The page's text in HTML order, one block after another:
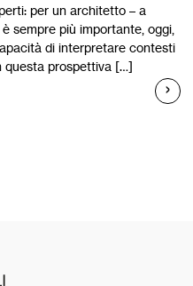
per un architetto – a
sempre più importante, oggi,
di interpretare contesti
questa prospettiva […]